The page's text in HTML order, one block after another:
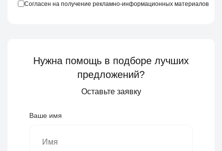
Согласен на получение рекламно-информационных материалов
Нужна помощь в подборе лучших
предложений?
Оставьте заявку
Ваше имя